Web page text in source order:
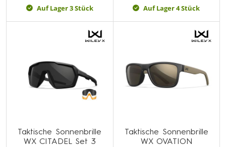
Auf Lager 3 Stück Auf Lager 4 Stück
Taktische Sonnenbrille
WX CITADEL Set 3
Taktische Sonnenbrille
WX OVATION